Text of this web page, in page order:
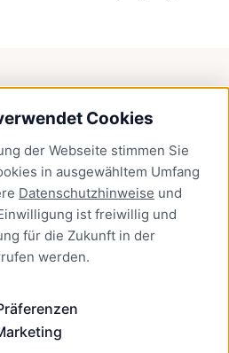
Cookies
der Webseite stimmen Sie
in ausgewähltem Umfang
Datenschutzhinweise und
ist freiwillig und
für die Zukunft in der
werden.